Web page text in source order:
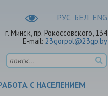
РУC БЕЛ ENG
г. Минск, пр. Рокоссовского, 134
E-mail: 23gorpol@23gp.by
С НАСЕЛЕНИЕМ